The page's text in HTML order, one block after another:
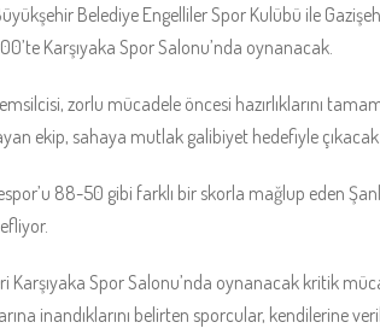
Belediye Engelliler Spor Kulübü ile
Karşıyaka Spor Salonu’nda oynanacak.
zorlu mücadele öncesi hazırlıklarını
ekip, sahaya mutlak galibiyet hedefiyle çıkacak.
88-50 gibi farklı bir skorla mağlup eden
Spor Salonu’nda oynanacak kritik
inandıklarını belirten sporcular, kendilerine